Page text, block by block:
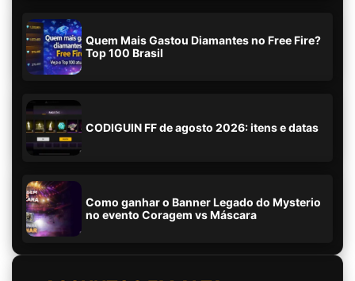
Quem Mais Gastou Diamantes no Free Fire?
Top 100 Brasil
CODIGUIN FF de agosto 2026: itens e datas
Como ganhar o Banner Legado do Mysterio
no evento Coragem vs Máscara